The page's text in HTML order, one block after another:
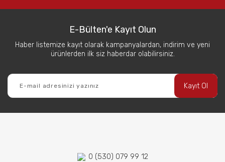
E-Bülten'e Kayıt Olun
Haber listemize kayıt olarak kampanyalardan, indirim ve yeni
ürünlerden ilk siz haberdar olabilirsiniz.
Kayıt Ol
0 (530) 079 99 12